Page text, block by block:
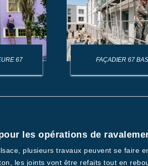
67 FAÇADIER 67
les opérations de
plusieurs travaux peuvent se faire
les joints vont être refaits tout en